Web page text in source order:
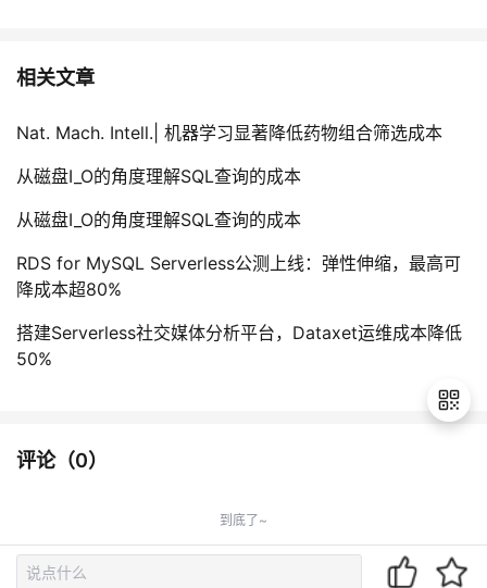
相关文章
Nat. Mach. Intell.| 机器学习显著降低药物组合筛选成本
从磁盘I_O的角度理解SQL查询的成本
从磁盘I_O的角度理解SQL查询的成本
RDS for MySQL Serverless公测上线：弹性伸缩，最高可
降成本超80%
搭建Serverless社交媒体分析平台，Dataxet运维成本降低
50%
评论（0）
到底了~